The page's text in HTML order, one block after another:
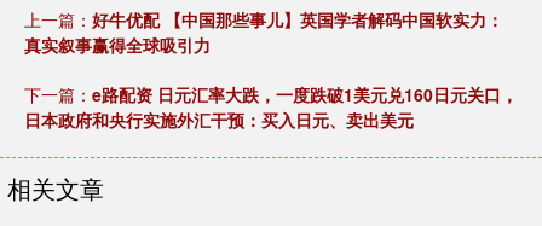
上一篇： 好牛优配 【中国那些事儿】英国学者解码中国软实力：
真实叙事赢得全球吸引力
下一篇： e路配资 日元汇率大跌，一度跌破1美元兑160日元关口，
日本政府和央行实施外汇干预：买入日元、卖出美元
相关文章